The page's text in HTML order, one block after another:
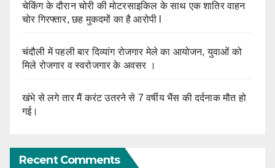
चेकिंग के दौरान चोरी की मोटरसाइकिल के साथ एक शातिर वाहन
चोर गिरफ्तार, छह मुकदमों का है आरोपी l
चंदौली में पहली बार दिव्यांग रोजगार मेले का आयोजन, युवाओं को
मिले रोजगार व स्वरोजगार के अवसर ।
खंभे से लगे तार मैं करंट उतरने से 7 वर्षीय भैंस की दर्दनाक मौत हो
गई।
Recent Comments